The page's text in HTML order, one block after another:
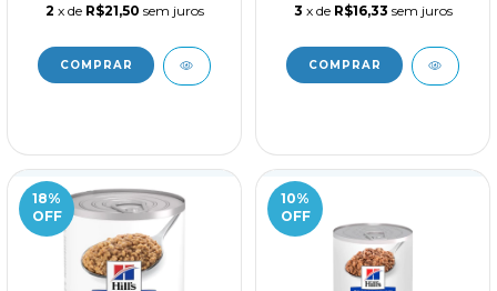
2 x de R$21,50 sem juros 3 x de R$16,33 sem juros
18%
OFF
10%
OFF